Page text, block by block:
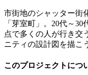
市街地のシャッター街
「芽室町」。20代～
点で多くの人が行き交
ニティの設計図を描こ
このプロジェクトにつ